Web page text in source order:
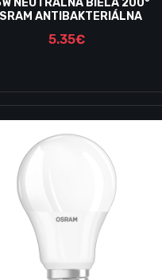
ANTIBAKTERIÁLNA
5.35€